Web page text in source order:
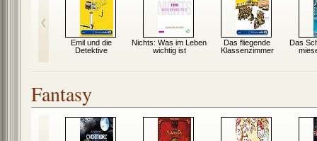
Emil und die
Detektive
Nichts: Was im Leben
wichtig ist
Das fliegende
Klassenzimmer
Das
Fantasy